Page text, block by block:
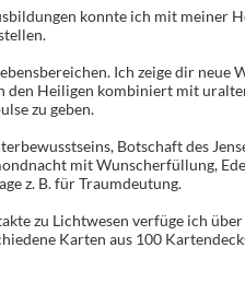
konnte ich mit meiner
Ich zeige dir neue
den Heiligen kombiniert mit
zu geben.
Botschaft des
mit Wunscherfüllung,
z. B. für Traumdeutung.
zu Lichtwesen verfüge ich
Karten aus 100